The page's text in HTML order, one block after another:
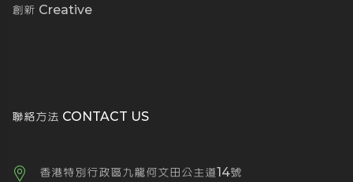
創新 Creative
聯絡方法 CONTACT US
香港特別行政區九龍何文田公主道14號